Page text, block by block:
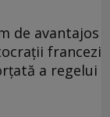
de avantajos
francezi
a regelui